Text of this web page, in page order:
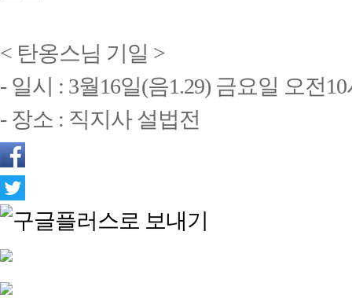
< 탄옹스님 기일 >
- 일시 : 3월16일(음1.29) 금요일 오전
- 장소 : 직지사 설법전